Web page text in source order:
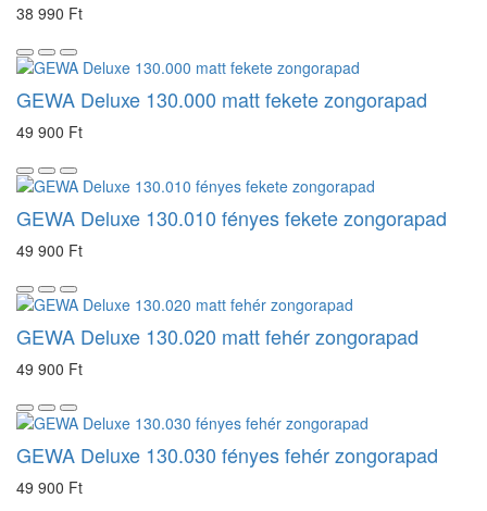
38 990 Ft
GEWA Deluxe 130.000 matt fekete zongorapad
49 900 Ft
GEWA Deluxe 130.010 fényes fekete zongorapad
49 900 Ft
GEWA Deluxe 130.020 matt fehér zongorapad
49 900 Ft
GEWA Deluxe 130.030 fényes fehér zongorapad
49 900 Ft